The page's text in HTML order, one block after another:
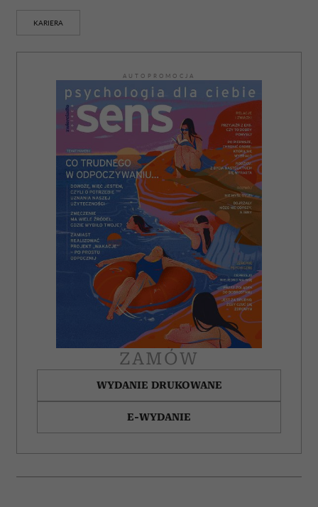
KARIERA
AUTOPROMOCJA
ZAMÓW
WYDANIE DRUKOWANE
E-WYDANIE